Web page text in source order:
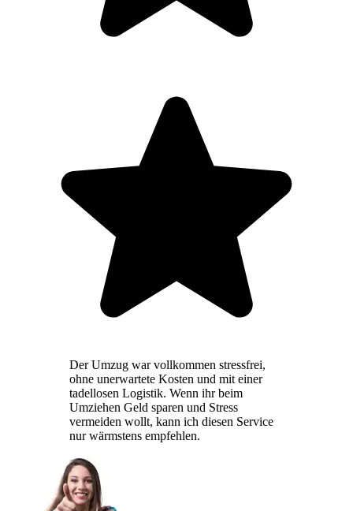
Der Umzug war vollkommen stressfrei,
ohne unerwartete Kosten und mit einer
tadellosen Logistik. Wenn ihr beim
Umziehen Geld sparen und Stress
vermeiden wollt, kann ich diesen Service
nur wärmstens empfehlen.